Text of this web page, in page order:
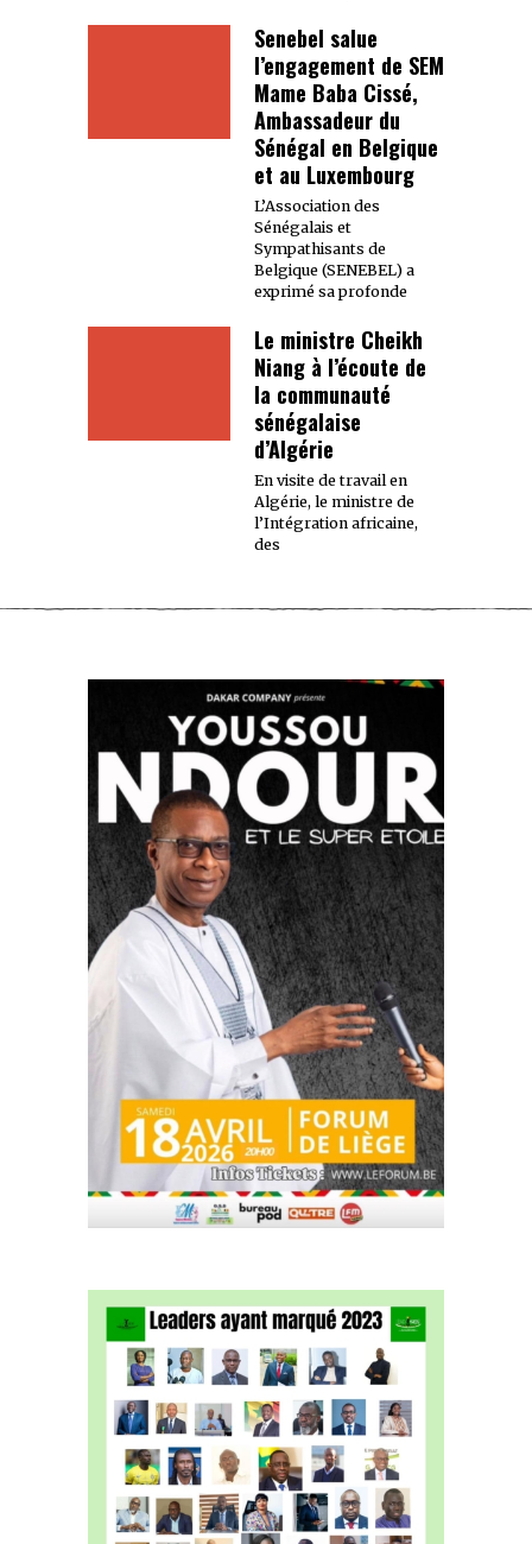
Senebel salue
l’engagement de SEM
Mame Baba Cissé,
Ambassadeur du
Sénégal en Belgique
et au Luxembourg
L’Association des
Sénégalais et
Sympathisants de
Belgique (SENEBEL) a
exprimé sa profonde
Le ministre Cheikh
Niang à l’écoute de
la communauté
sénégalaise
d’Algérie
En visite de travail en
Algérie, le ministre de
l’Intégration africaine,
des